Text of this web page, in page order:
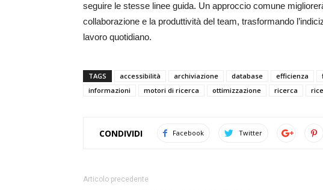
seguire le stesse linee guida. Un approccio comune
collaborazione e la produttività del team, trasformando
lavoro quotidiano.
TAGS accessibilità archiviazione database efficienza
informazioni
motori di ricerca ottimizzazione ricerca
CONDIVIDI Facebook Twitter
Articolo precedente